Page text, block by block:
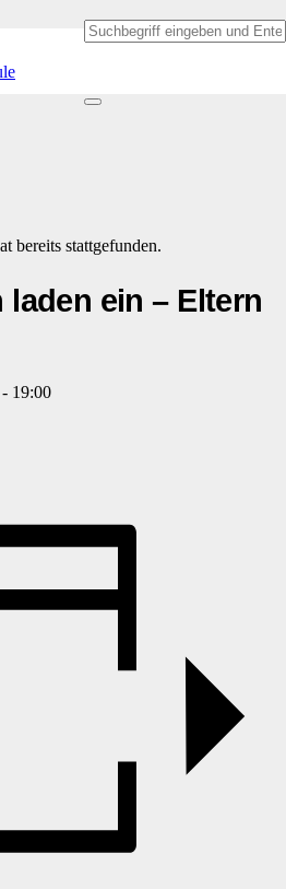
bereits stattgefunden.
ein – Eltern
- 19:00